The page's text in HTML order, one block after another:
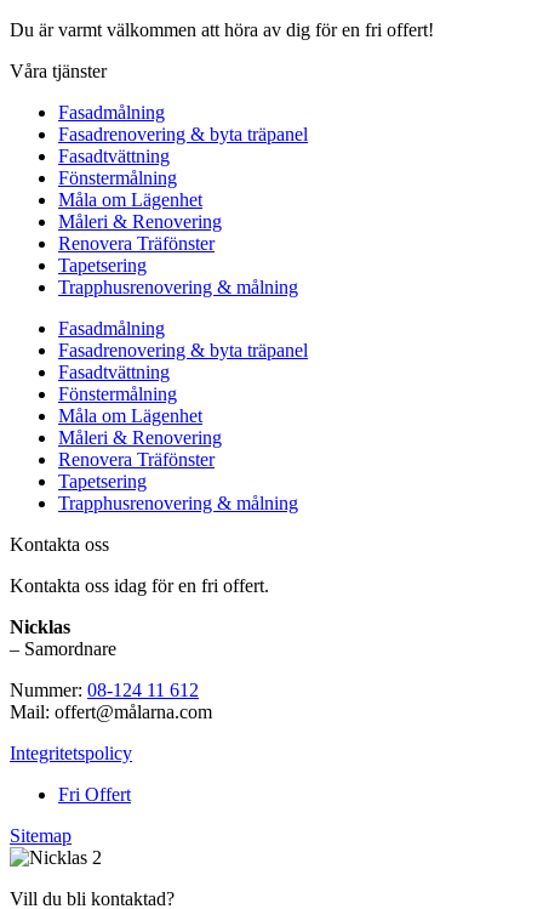
Du är varmt välkommen att höra av dig för en fri offert!
Våra tjänster
Fasadmålning
Fasadrenovering & byta träpanel
Fasadtvättning
Fönstermålning
Måla om Lägenhet
Måleri & Renovering
Renovera Träfönster
Tapetsering
Trapphusrenovering & målning
Fasadmålning
Fasadrenovering & byta träpanel
Fasadtvättning
Fönstermålning
Måla om Lägenhet
Måleri & Renovering
Renovera Träfönster
Tapetsering
Trapphusrenovering & målning
Kontakta oss
Kontakta oss idag för en fri offert.
Nicklas
– Samordnare
Nummer: 08-124 11 612
Mail: offert@målarna.com
Integritetspolicy
Fri Offert
Sitemap
Vill du bli kontaktad?